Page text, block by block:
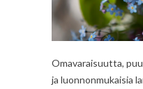
Omavaraisuutta,
ja luonnonmukaisia